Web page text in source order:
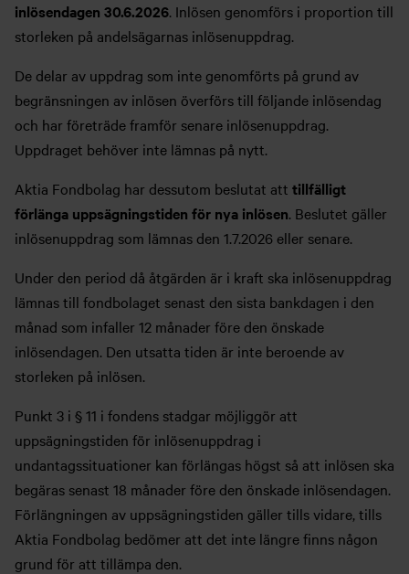
inlösendagen 30.6.2026. Inlösen genomförs i proportion till
storleken på andelsägarnas inlösenuppdrag.
De delar av uppdrag som inte genomförts på grund av
begränsningen av inlösen överförs till följande inlösendag
och har företräde framför senare inlösenuppdrag.
Uppdraget behöver inte lämnas på nytt.
Aktia Fondbolag har dessutom beslutat att tillfälligt
förlänga uppsägningstiden för nya inlösen. Beslutet gäller
inlösenuppdrag som lämnas den 1.7.2026 eller senare.
Under den period då åtgärden är i kraft ska inlösenuppdrag
lämnas till fondbolaget senast den sista bankdagen i den
månad som infaller 12 månader före den önskade
inlösendagen. Den utsatta tiden är inte beroende av
storleken på inlösen.
Punkt 3 i § 11 i fondens stadgar möjliggör att
uppsägningstiden för inlösenuppdrag i
undantagssituationer kan förlängas högst så att inlösen ska
begäras senast 18 månader före den önskade inlösendagen.
Förlängningen av uppsägningstiden gäller tills vidare, tills
Aktia Fondbolag bedömer att det inte längre finns någon
grund för att tillämpa den.